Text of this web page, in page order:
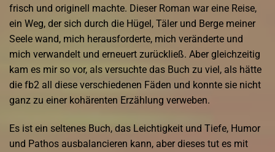
frisch und originell machte. Dieser Roman war eine Reise,
ein Weg, der sich durch die Hügel, Täler und Berge meiner
Seele wand, mich herausforderte, mich veränderte und
mich verwandelt und erneuert zurückließ. Aber gleichzeitig
kam es mir so vor, als versuchte das Buch zu viel, als hätte
die fb2 all diese verschiedenen Fäden und konnte sie nicht
ganz zu einer kohärenten Erzählung verweben.
Es ist ein seltenes Buch, das Leichtigkeit und Tiefe, Humor
und Pathos ausbalancieren kann, aber dieses tut es mit